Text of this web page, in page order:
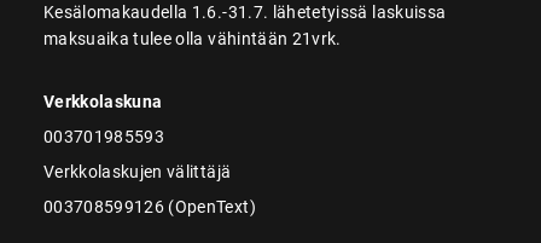
Kesälomakaudella 1.6.-31.7. lähetetyissä laskuissa
maksuaika tulee olla vähintään 21vrk.
Verkkolaskuna
003701985593
Verkkolaskujen välittäjä
003708599126 (OpenText)